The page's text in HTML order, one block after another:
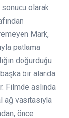
olarak
Mark,
patlama
doğurduğu
bir alanda
Filmde aslında
vasıtasıyla
önce